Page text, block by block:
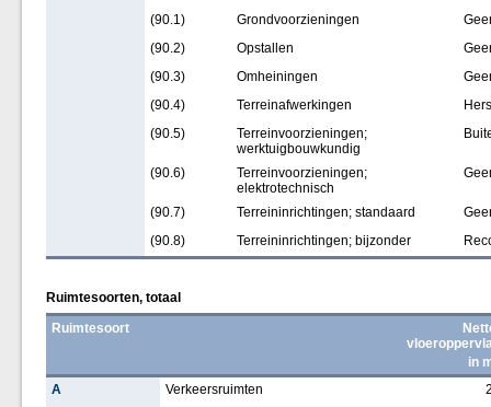
(90.1)
Grondvoorzieningen
(90.2)
Opstallen
(90.3)
Omheiningen
(90.4)
Terreinafwerkingen
(90.5)
Terreinvoorzieningen;
werktuigbouwkundig
(90.6)
Terreinvoorzieningen;
elektrotechnisch
(90.7) Terreininrichtingen; standaard
(90.8)
Terreininrichtingen; bijzonder
Ruimtesoorten, totaal
Ruimtesoort
in
A
Verkeersruimten